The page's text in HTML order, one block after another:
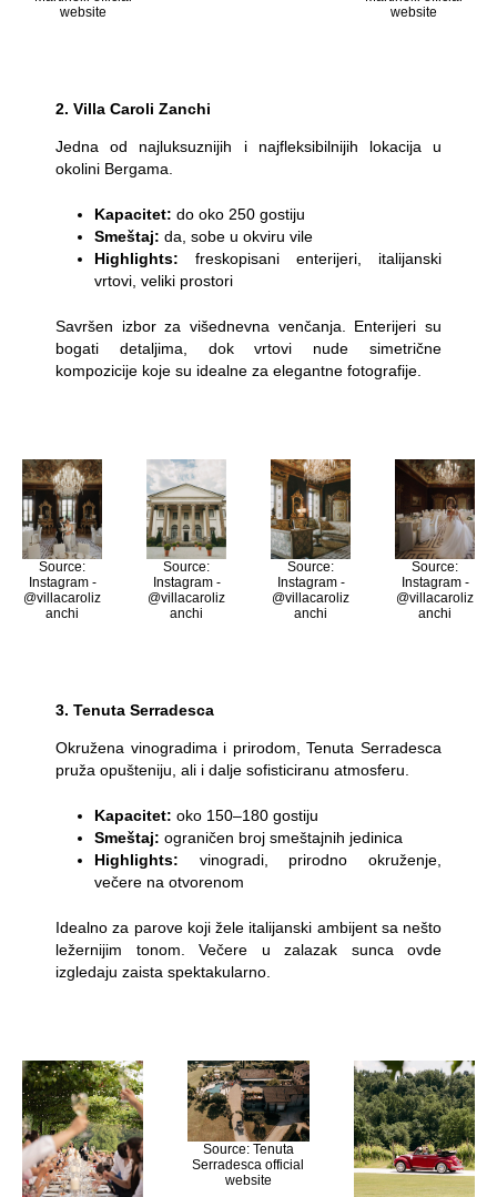
website
website
2. Villa Caroli Zanchi
Jedna od najluksuznijih i najfleksibilnijih lokacija u
okolini Bergama.
Kapacitet: do oko 250 gostiju
Smeštaj: da, sobe u okviru vile
Highlights: freskopisani enterijeri, italijanski
vrtovi, veliki prostori
Savršen izbor za višednevna venčanja. Enterijeri su
bogati detaljima, dok vrtovi nude simetrične
kompozicije koje su idealne za elegantne fotografije.
Source:
Instagram -
@villacaroliz
anchi
Source:
Instagram -
@villacaroliz
anchi
Source:
Instagram -
@villacaroliz
anchi
Source:
Instagram -
@villacaroliz
anchi
3. Tenuta Serradesca
Okružena vinogradima i prirodom, Tenuta Serradesca
pruža opušteniju, ali i dalje sofisticiranu atmosferu.
Kapacitet: oko 150–180 gostiju
Smeštaj: ograničen broj smeštajnih jedinica
Highlights: vinogradi, prirodno okruženje,
večere na otvorenom
Idealno za parove koji žele italijanski ambijent sa nešto
ležernijim tonom. Večere u zalazak sunca ovde
izgledaju zaista spektakularno.
Source: Tenuta
Serradesca official
website